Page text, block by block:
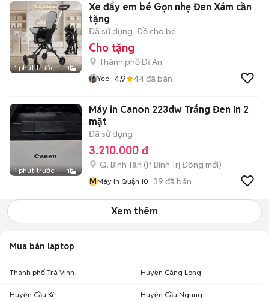
1 phút trước 1
Xe đẩy em bé Gọn nhẹ Đen Xám cần
tặng
Đã sử dụng Đồ cho bé
Cho tặng
Thành phố Dĩ An
Yee 4.9 44đã bán
1 phút trước 1
Máy in Canon 223dw Trắng Đen In 2
mặt
Đã sử dụng
3.210.000 đ
Q. Bình Tân (P. Bình Trị Đông mới)
MMáy In Quận 10 39 đã bán
Xem thêm
Mua bán laptop
Thành phố Trà Vinh Huyện Càng Long
Huyện Cầu Kè Huyện Cầu Ngang